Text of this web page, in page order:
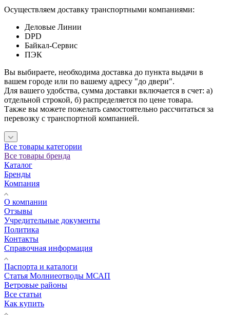
Осуществляем доставку транспортными компаниями:
Деловые Линии
DPD
Байкал-Сервис
ПЭК
Вы выбираете, необходима доставка до пункта выдачи в
вашем городе или по вашему адресу "до двери".
Для вашего удобства, сумма доставки включается в счет: а)
отдельной строкой, б) распределяется по цене товара.
Также вы можете пожелать самостоятельно рассчитаться за
перевозку с транспортной компанией.
Все товары категории
Все товары бренда
Каталог
Бренды
Компания
О компании
Отзывы
Учредительные документы
Политика
Контакты
Справочная информация
Паспорта и каталоги
Статья Молниеотводы МСАП
Ветровые районы
Все статьи
Как купить